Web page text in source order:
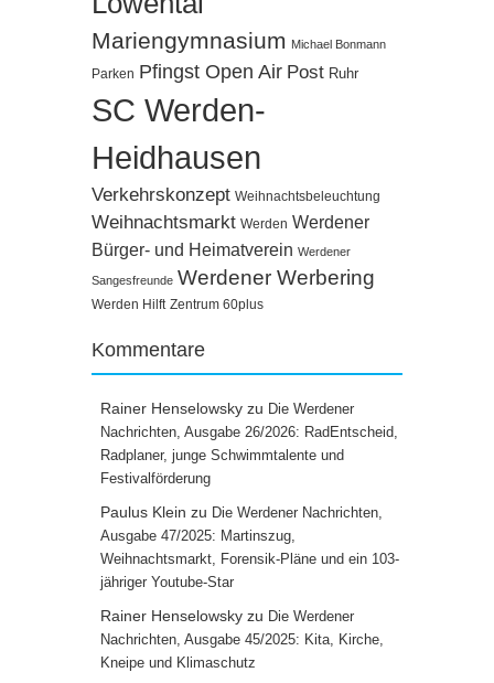
Mariengymnasium Michael Bonmann
Parken Pfingst Open Air Post Ruhr
SC Werden-
Heidhausen
Verkehrskonzept Weihnachtsbeleuchtung
Weihnachtsmarkt Werden Werdener
Bürger- und Heimatverein Werdener
Sangesfreunde Werdener Werbering
Werden Hilft Zentrum 60plus
Kommentare
Rainer Henselowsky zu Die Werdener
Nachrichten, Ausgabe 26/2026: RadEntscheid,
Radplaner, junge Schwimmtalente und
Festivalförderung
Paulus Klein zu Die Werdener Nachrichten,
Ausgabe 47/2025: Martinszug,
Weihnachtsmarkt, Forensik-Pläne und ein 103-
jähriger Youtube-Star
Rainer Henselowsky zu Die Werdener
Nachrichten, Ausgabe 45/2025: Kita, Kirche,
Kneipe und Klimaschutz